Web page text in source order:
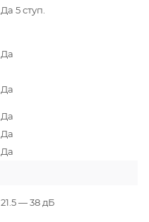
Да 5 ступ.
Да
Да
Да
Да
Да
21.5 — 38 дБ